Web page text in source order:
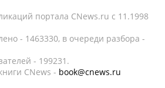
портала CNews.ru c 11.1998
- 1463330, в очереди разбора -
- 199231.
CNews - book@cnews.ru